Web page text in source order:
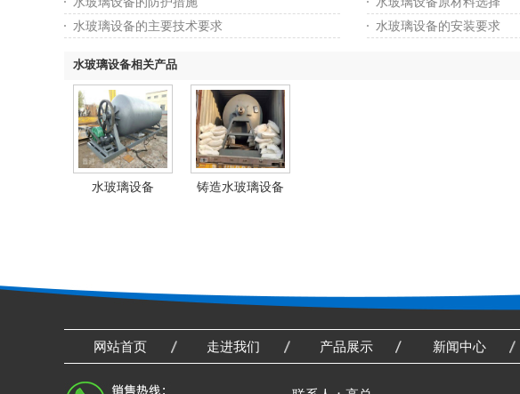
水玻璃设备的主要技术要求
水玻璃设备的安装要求
水玻璃设备相关产品
水玻璃设备 铸造水玻璃设备
网站首页 走进我们 产品展示 新闻中心